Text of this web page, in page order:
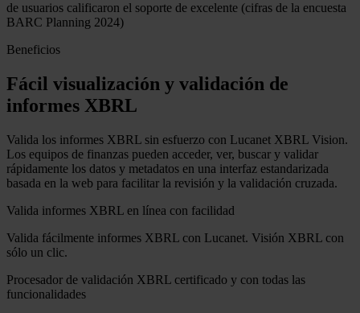
de usuarios calificaron el soporte de excelente (cifras de la encuesta
BARC Planning 2024)
Beneficios
Fácil visualización y validación de
informes XBRL
Valida los informes XBRL sin esfuerzo con Lucanet XBRL Vision.
Los equipos de finanzas pueden acceder, ver, buscar y validar
rápidamente los datos y metadatos en una interfaz estandarizada
basada en la web para facilitar la revisión y la validación cruzada.
Valida informes XBRL en línea con facilidad
Valida fácilmente informes XBRL con Lucanet. Visión XBRL con
sólo un clic.
Procesador de validación XBRL certificado y con todas las
funcionalidades